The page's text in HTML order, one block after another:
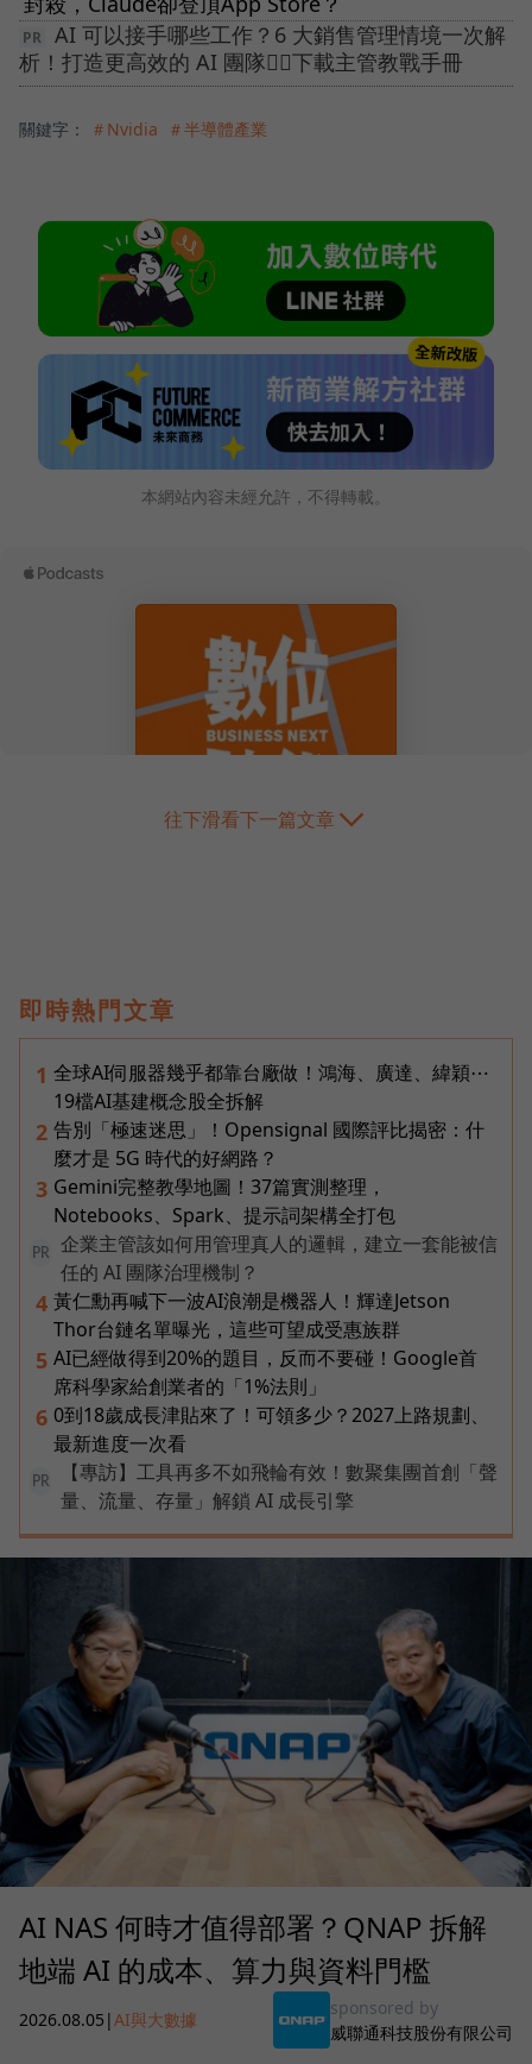
AI 可以接手哪些工作？6 大銷售管理情境一次解
析！打造更高效的 AI 團隊👉🏻下載主管教戰手冊
關鍵字： ＃Nvidia ＃半導體產業
本網站內容未經允許，不得轉載。
往下滑看下一篇文章
即時熱門文章
1 全球AI伺服器幾乎都靠台廠做！鴻海、廣達、緯穎⋯
19檔AI基建概念股全拆解
2 告別「極速迷思」！Opensignal 國際評比揭密：什
麼才是 5G 時代的好網路？
3 Gemini完整教學地圖！37篇實測整理，
Notebooks、Spark、提示詞架構全打包
PR
企業主管該如何用管理真人的邏輯，建立一套能被信
任的 AI 團隊治理機制？
4 黃仁勳再喊下一波AI浪潮是機器人！輝達Jetson
Thor台鏈名單曝光，這些可望成受惠族群
5 AI已經做得到20%的題目，反而不要碰！Google首
席科學家給創業者的「1%法則」
6 0到18歲成長津貼來了！可領多少？2027上路規劃、
最新進度一次看
PR
【專訪】工具再多不如飛輪有效！數聚集團首創「聲
量、流量、存量」解鎖 AI 成長引擎
AI NAS 何時才值得部署？QNAP 拆解
地端 AI 的成本、算力與資料門檻
2026.08.05 |AI與大數據
sponsored by
威聯通科技股份有限公司